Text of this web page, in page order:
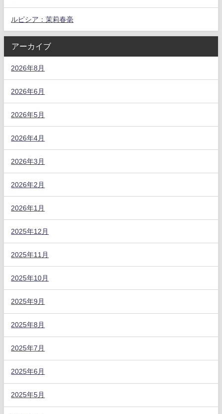
ルピシア：茉莉春毫
アーカイブ
2026年8月
2026年6月
2026年5月
2026年4月
2026年3月
2026年2月
2026年1月
2025年12月
2025年11月
2025年10月
2025年9月
2025年8月
2025年7月
2025年6月
2025年5月